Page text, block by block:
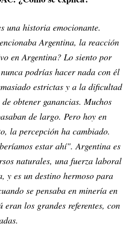
una historia emocionante.
Argentina, la reacción
en Argentina? Lo siento por
podrías hacer nada con él
estrictas y a la dificultad
obtener ganancias. Muchos
de largo. Pero hoy en
la percepción ha cambiado.
estar ahí". Argentina es
naturales, una fuerza laboral
y es un destino hermoso para
se pensaba en minería en
los grandes referentes, con